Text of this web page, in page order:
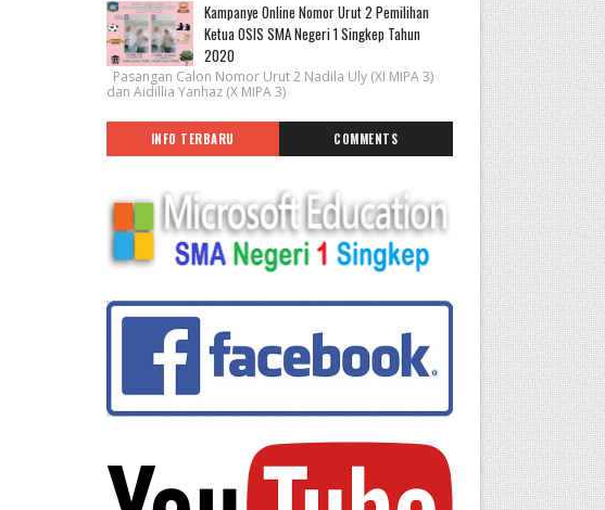
Kampanye Online Nomor Urut 2 Pemilihan
Ketua OSIS SMA Negeri 1 Singkep Tahun
2020
Pasangan Calon Nomor Urut 2 Nadila Uly (XI MIPA 3)
dan Aidillia Yanhaz (X MIPA 3)
INFO TERBARU COMMENTS